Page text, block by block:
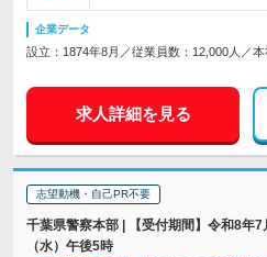
企業データ
設立：1874年8月／従業員数：12,000人／
求人詳細を見る
志望動機・自己PR不要
千葉県警察本部 | 【受付期間】令和8年
（水）午後5時